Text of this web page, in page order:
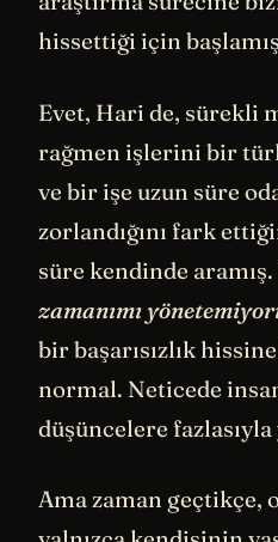
hissettiği için
Evet, Hari de, sürekli
rağmen işlerini bir
ve bir işe uzun süre
zorlandığını fark
süre kendinde aramış.
zamanımı
bir başarısızlık
normal. Neticede
düşüncelere
Ama zaman geçtikçe,